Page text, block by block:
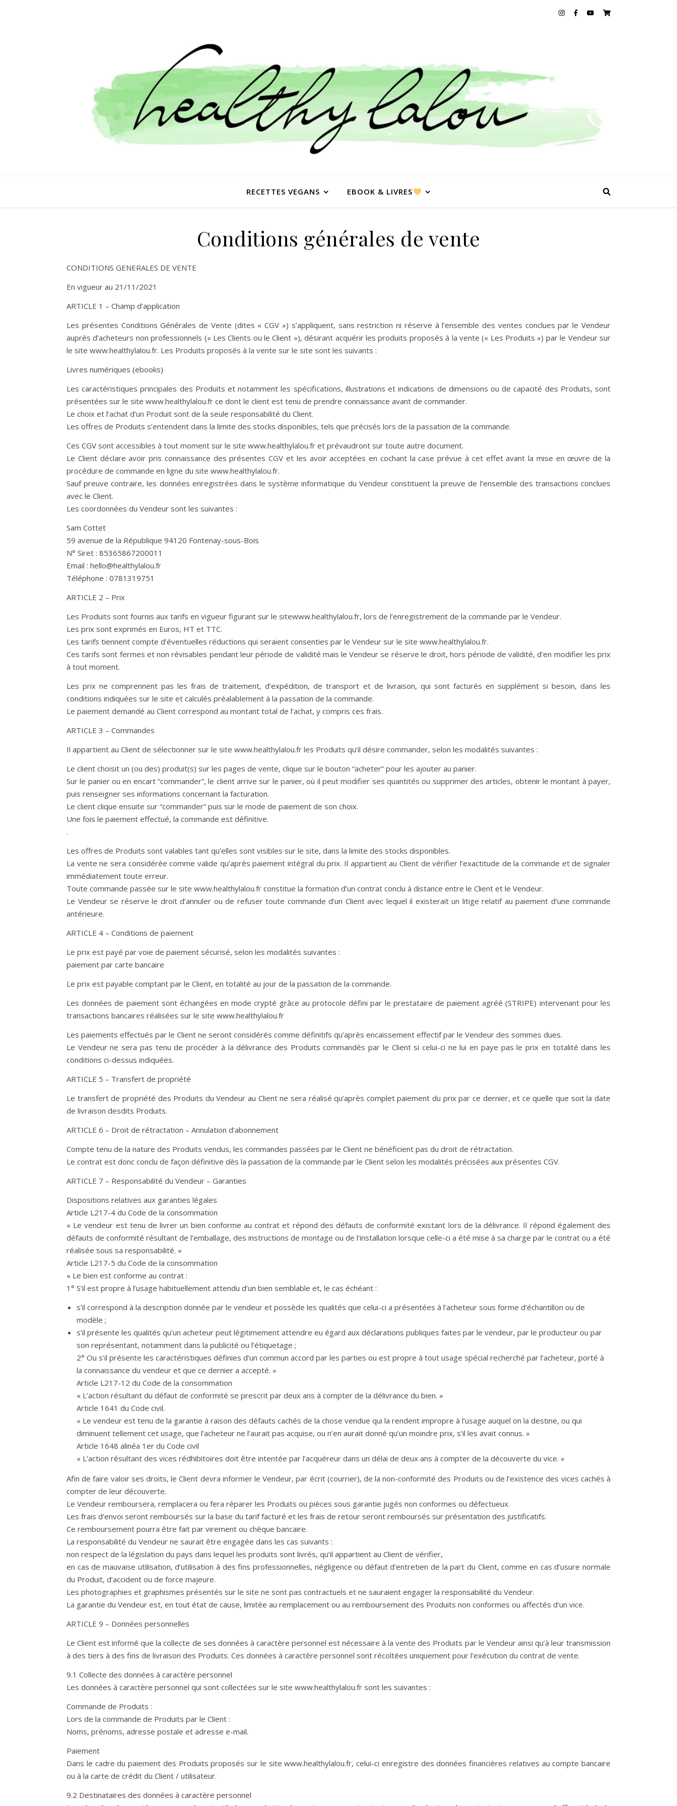
RECETTES VEGANS EBOOK & LIVRES
Conditions générales de vente
CONDITIONS GENERALES DE VENTE
En vigueur au 21/11/2021
ARTICLE 1 – Champ d’application
Les présentes Conditions Générales de Vente (dites « CGV ») s’appliquent, sans restriction ni réserve à l’ensemble des ventes conclues par le Vendeur
auprès d’acheteurs non professionnels (« Les Clients ou le Client »), désirant acquérir les produits proposés à la vente (« Les Produits ») par le Vendeur sur
le site www.healthylalou.fr. Les Produits proposés à la vente sur le site sont les suivants :
Livres numériques (ebooks)
Les caractéristiques principales des Produits et notamment les spécifications, illustrations et indications de dimensions ou de capacité des Produits, sont
présentées sur le site www.healthylalou.fr ce dont le client est tenu de prendre connaissance avant de commander.
Le choix et l’achat d’un Produit sont de la seule responsabilité du Client.
Les offres de Produits s’entendent dans la limite des stocks disponibles, tels que précisés lors de la passation de la commande.
Ces CGV sont accessibles à tout moment sur le site www.healthylalou.fr et prévaudront sur toute autre document.
Le Client déclare avoir pris connaissance des présentes CGV et les avoir acceptées en cochant la case prévue à cet effet avant la mise en œuvre de la
procédure de commande en ligne du site www.healthylalou.fr.
Sauf preuve contraire, les données enregistrées dans le système informatique du Vendeur constituent la preuve de l’ensemble des transactions conclues
avec le Client.
Les coordonnées du Vendeur sont les suivantes :
Sam Cottet
59 avenue de la République 94120 Fontenay-sous-Bois
N° Siret : 85365867200011
Email : hello@healthylalou.fr
Téléphone : 0781319751
ARTICLE 2 – Prix
Les Produits sont fournis aux tarifs en vigueur figurant sur le sitewww.healthylalou.fr, lors de l’enregistrement de la commande par le Vendeur.
Les prix sont exprimés en Euros, HT et TTC.
Les tarifs tiennent compte d’éventuelles réductions qui seraient consenties par le Vendeur sur le site www.healthylalou.fr.
Ces tarifs sont fermes et non révisables pendant leur période de validité mais le Vendeur se réserve le droit, hors période de validité, d’en modifier les prix
à tout moment.
Les prix ne comprennent pas les frais de traitement, d’expédition, de transport et de livraison, qui sont facturés en supplément si besoin, dans les
conditions indiquées sur le site et calculés préalablement à la passation de la commande.
Le paiement demandé au Client correspond au montant total de l’achat, y compris ces frais.
ARTICLE 3 – Commandes
Il appartient au Client de sélectionner sur le site www.healthylalou.fr les Produits qu’il désire commander, selon les modalités suivantes :
Le client choisit un (ou des) produit(s) sur les pages de vente, clique sur le bouton “acheter” pour les ajouter au panier.
Sur le panier ou en encart “commander”, le client arrive sur le panier, où il peut modifier ses quantités ou supprimer des articles, obtenir le montant à payer,
puis renseigner ses informations concernant la facturation.
Le client clique ensuite sur “commander” puis sur le mode de paiement de son choix.
Une fois le paiement effectué, la commande est définitive.
.
Les offres de Produits sont valables tant qu’elles sont visibles sur le site, dans la limite des stocks disponibles.
La vente ne sera considérée comme valide qu’après paiement intégral du prix. Il appartient au Client de vérifier l’exactitude de la commande et de signaler
immédiatement toute erreur.
Toute commande passée sur le site www.healthylalou.fr constitue la formation d’un contrat conclu à distance entre le Client et le Vendeur.
Le Vendeur se réserve le droit d’annuler ou de refuser toute commande d’un Client avec lequel il existerait un litige relatif au paiement d’une commande
antérieure.
ARTICLE 4 – Conditions de paiement
Le prix est payé par voie de paiement sécurisé, selon les modalités suivantes :
paiement par carte bancaire
Le prix est payable comptant par le Client, en totalité au jour de la passation de la commande.
Les données de paiement sont échangées en mode crypté grâce au protocole défini par le prestataire de paiement agréé (STRIPE) intervenant pour les
transactions bancaires réalisées sur le site www.healthylalou.fr
Les paiements effectués par le Client ne seront considérés comme définitifs qu’après encaissement effectif par le Vendeur des sommes dues.
Le Vendeur ne sera pas tenu de procéder à la délivrance des Produits commandés par le Client si celui-ci ne lui en paye pas le prix en totalité dans les
conditions ci-dessus indiquées.
ARTICLE 5 – Transfert de propriété
Le transfert de propriété des Produits du Vendeur au Client ne sera réalisé qu’après complet paiement du prix par ce dernier, et ce quelle que soit la date
de livraison desdits Produits.
ARTICLE 6 – Droit de rétractation – Annulation d’abonnement
Compte tenu de la nature des Produits vendus, les commandes passées par le Client ne bénéficient pas du droit de rétractation.
Le contrat est donc conclu de façon définitive dès la passation de la commande par le Client selon les modalités précisées aux présentes CGV.
ARTICLE 7 – Responsabilité du Vendeur – Garanties
Dispositions relatives aux garanties légales
Article L217-4 du Code de la consommation
« Le vendeur est tenu de livrer un bien conforme au contrat et répond des défauts de conformité existant lors de la délivrance. Il répond également des
défauts de conformité résultant de l’emballage, des instructions de montage ou de l’installation lorsque celle-ci a été mise à sa charge par le contrat ou a été
réalisée sous sa responsabilité. »
Article L217-5 du Code de la consommation
« Le bien est conforme au contrat :
1° S’il est propre à l’usage habituellement attendu d’un bien semblable et, le cas échéant :
s’il correspond à la description donnée par le vendeur et possède les qualités que celui-ci a présentées à l’acheteur sous forme d’échantillon ou de
modèle ;
s’il présente les qualités qu’un acheteur peut légitimement attendre eu égard aux déclarations publiques faites par le vendeur, par le producteur ou par
son représentant, notamment dans la publicité ou l’étiquetage ;
2° Ou s’il présente les caractéristiques définies d’un commun accord par les parties ou est propre à tout usage spécial recherché par l’acheteur, porté à
la connaissance du vendeur et que ce dernier a accepté. »
Article L217-12 du Code de la consommation
« L’action résultant du défaut de conformité se prescrit par deux ans à compter de la délivrance du bien. »
Article 1641 du Code civil.
« Le vendeur est tenu de la garantie à raison des défauts cachés de la chose vendue qui la rendent impropre à l’usage auquel on la destine, ou qui
diminuent tellement cet usage, que l’acheteur ne l’aurait pas acquise, ou n’en aurait donné qu’un moindre prix, s’il les avait connus. »
Article 1648 alinéa 1er du Code civil
« L’action résultant des vices rédhibitoires doit être intentée par l’acquéreur dans un délai de deux ans à compter de la découverte du vice. »
Afin de faire valoir ses droits, le Client devra informer le Vendeur, par écrit (courrier), de la non-conformité des Produits ou de l’existence des vices cachés à
compter de leur découverte.
Le Vendeur remboursera, remplacera ou fera réparer les Produits ou pièces sous garantie jugés non conformes ou défectueux.
Les frais d’envoi seront remboursés sur la base du tarif facturé et les frais de retour seront remboursés sur présentation des justificatifs.
Ce remboursement pourra être fait par virement ou chèque bancaire.
La responsabilité du Vendeur ne saurait être engagée dans les cas suivants :
non respect de la législation du pays dans lequel les produits sont livrés, qu’il appartient au Client de vérifier,
en cas de mauvaise utilisation, d’utilisation à des fins professionnelles, négligence ou défaut d’entretien de la part du Client, comme en cas d’usure normale
du Produit, d’accident ou de force majeure.
Les photographies et graphismes présentés sur le site ne sont pas contractuels et ne sauraient engager la responsabilité du Vendeur.
La garantie du Vendeur est, en tout état de cause, limitée au remplacement ou au remboursement des Produits non conformes ou affectés d’un vice.
ARTICLE 9 – Données personnelles
Le Client est informé que la collecte de ses données à caractère personnel est nécessaire à la vente des Produits par le Vendeur ainsi qu’à leur transmission
à des tiers à des fins de livraison des Produits. Ces données à caractère personnel sont récoltées uniquement pour l’exécution du contrat de vente.
9.1 Collecte des données à caractère personnel
Les données à caractère personnel qui sont collectées sur le site www.healthylalou.fr sont les suivantes :
Commande de Produits :
Lors de la commande de Produits par le Client :
Noms, prénoms, adresse postale et adresse e-mail.
Paiement
Dans le cadre du paiement des Produits proposés sur le site www.healthylalou.fr, celui-ci enregistre des données financières relatives au compte bancaire
ou à la carte de crédit du Client / utilisateur.
9.2 Destinataires des données à caractère personnel